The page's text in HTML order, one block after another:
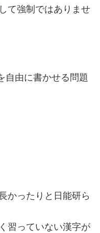
て強制ではありませ
自由に書かせる問題
かったりと日能研ら
習っていない漢字が